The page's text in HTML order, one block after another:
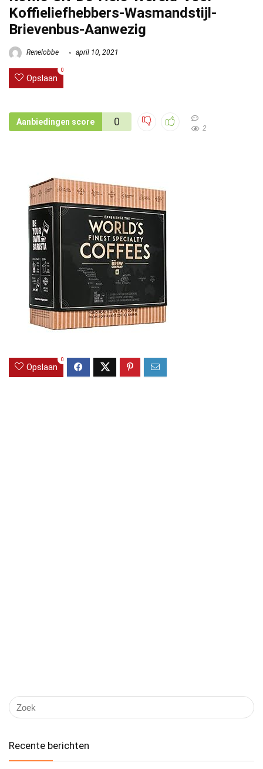
Koffieliefhebbers-Wasmandstijl-
Brievenbus-Aanwezig
Renelobbe april 10, 2021
Opslaan
0
Aanbiedingen score 0
2
Opslaan
0
Recente berichten